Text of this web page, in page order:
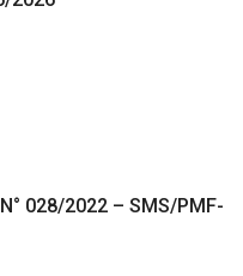
028/2022 – SMS/PMF-